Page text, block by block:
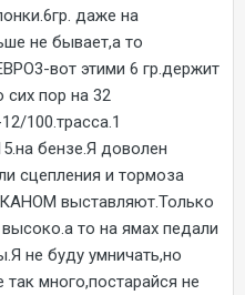
даже на
не бывает,а то
вот этими 6 гр.держит
пор на 32
100.трасса.1
бензе.Я доволен
сцепления и тормоза
выставляют.Только
то на ямах педали
не буду умничать,но
много,постарайся не